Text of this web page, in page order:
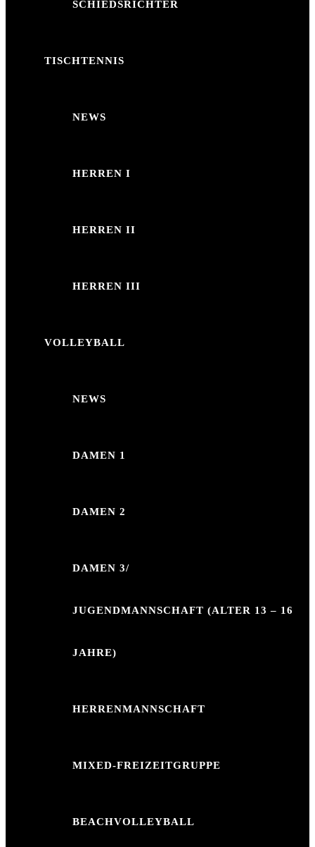
SCHIEDSRICHTER
TISCHTENNIS
NEWS
HERREN I
HERREN II
HERREN III
VOLLEYBALL
NEWS
DAMEN 1
DAMEN 2
DAMEN 3/
JUGENDMANNSCHAFT (ALTER 13 – 16
JAHRE)
HERRENMANNSCHAFT
MIXED-FREIZEITGRUPPE
BEACHVOLLEYBALL